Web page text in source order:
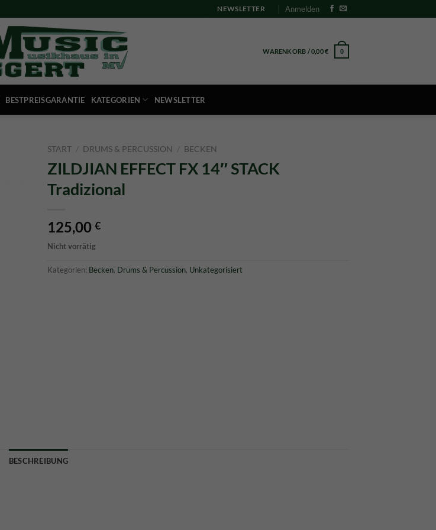
NEWSLETTER Anmelden
WARENKORB /0,00€ 0
BESTPREISGARANTIE KATEGORIEN NEWSLETTER
START / DRUMS & PERCUSSION / BECKEN
ZILDJIAN EFFECT FX 14″ STACK
Tradizional
125,00 €
Nicht vorrätig
Kategorien: Becken, Drums & Percussion, Unkategorisiert
BESCHREIBUNG